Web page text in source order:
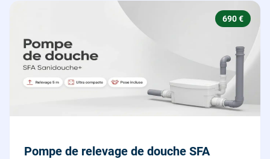
690 €
Pompe de relevage de douche SFA